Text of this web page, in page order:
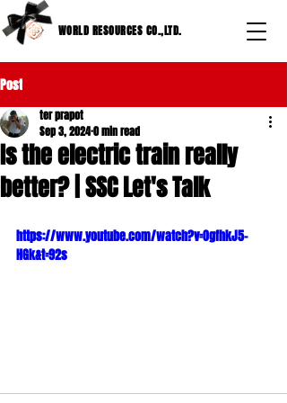
WORLD RESOURCES CO.,LTD.
Post
Is the electric train really
better? | SSC Let's Talk
ter prapot
Sep 3, 20240 min read
https://www.youtube.com/watch?v=OgfhkJ5-
HGk&t=92s